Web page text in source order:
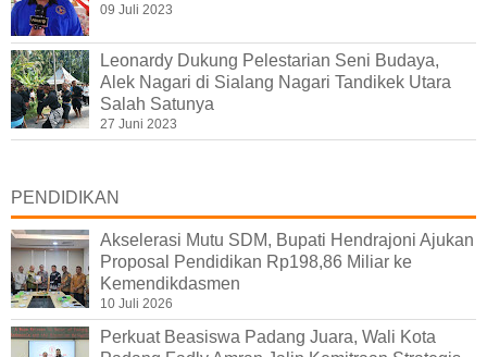
09 Juli 2023
Leonardy Dukung Pelestarian Seni Budaya,
Alek Nagari di Sialang Nagari Tandikek Utara
Salah Satunya
27 Juni 2023
PENDIDIKAN
Akselerasi Mutu SDM, Bupati Hendrajoni Ajukan
Proposal Pendidikan Rp198,86 Miliar ke
Kemendikdasmen
10 Juli 2026
Perkuat Beasiswa Padang Juara, Wali Kota